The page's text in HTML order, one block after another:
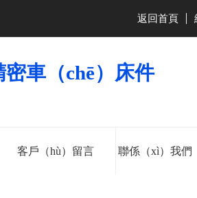
返回首頁
密車（chē）床件
客戶（hù）留言 聯係（xì）我們